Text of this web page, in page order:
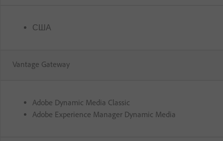
США
Vantage Gateway
Adobe Dynamic Media Classic
Adobe Experience Manager Dynamic Media